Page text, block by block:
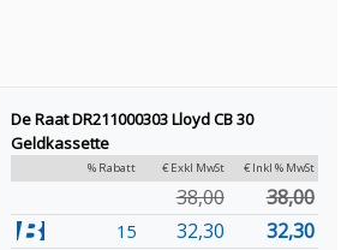
De Raat DR211000303 Lloyd CB 30
Geldkassette
% Rabatt € Exkl MwSt € Inkl % MwSt
38,00 38,00
15 32,30 32,30